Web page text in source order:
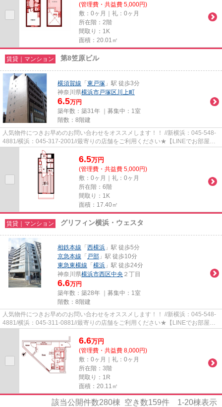
(管理費・共益費 5,000円)
敷：0ヶ月｜礼：0ヶ月
所在階：2階
間取り：1K
面積：20.01㎡
賃貸｜マンション 第8笠原ビル
横須賀線 「 東戸塚 」駅 徒歩3分
神奈川県横浜市戸塚区 川上町
6.5万円
築年数：築31年 ｜募集中： 1室
階数：8階建
人気物件につきお早めのお問い合わせをオススメします！！ //新横浜：045-548-
4881/横浜：045-317-2001//最寄りの店舗をご利用ください★【LINEでお部屋探
し】【初期費用分割払い】【19...
6.5万円
(管理費・共益費 5,000円)
敷：0ヶ月｜礼：0ヶ月
所在階：6階
間取り：1K
面積：17.40㎡
賃貸｜マンション グリフィン横浜・ウェスタ
相鉄本線 「 西横浜 」駅 徒歩5分
京急本線 「 戸部 」駅 徒歩10分
東急東横線 「 横浜 」駅 徒歩24分
神奈川県横浜市西区中央 ２丁目
6.6万円
築年数：築28年 ｜募集中： 1室
階数：8階建
人気物件につきお早めのお問い合わせをオススメします！！ //新横浜：045-548-
4881/横浜：045-311-0881//最寄りの店舗をご利用ください★【LINEでお部屋探
6.6万円
(管理費・共益費 8,000円)
敷：0ヶ月｜礼：0ヶ月
所在階：3階
間取り：1R
面積：20.11㎡
該当公開件数280棟 空き数159件 1-20棟表示